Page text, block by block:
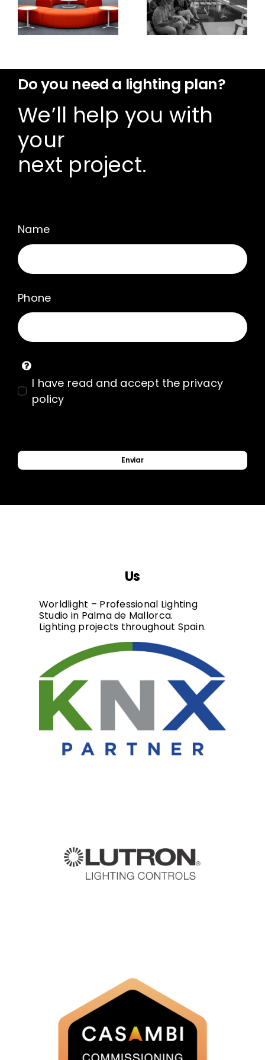
que lleva el
diseño y el
contract
integración
de la
Gomila
Do you need a lighting plan?
We’ll help you with
your
next project.
Name
Phone
I have read and accept the privacy
policy
Enviar
Us
Worldlight – Professional Lighting
Studio in Palma de Mallorca.
Lighting projects throughout Spain.